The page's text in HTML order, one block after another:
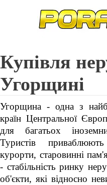
Купівля
Угорщині
Угорщина - одна з
країн Центральної
для багатьох
Туристів
курорти, старовинні
- стабільність ринку
об'єкти, які відносно